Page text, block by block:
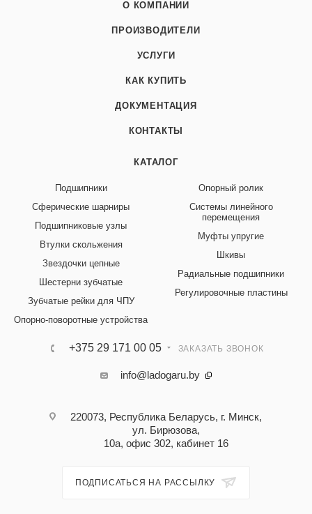
О КОМПАНИИ
ПРОИЗВОДИТЕЛИ
УСЛУГИ
КАК КУПИТЬ
ДОКУМЕНТАЦИЯ
КОНТАКТЫ
КАТАЛОГ
Подшипники
Сферические шарниры
Подшипниковые узлы
Втулки скольжения
Звездочки цепные
Шестерни зубчатые
Зубчатые рейки для ЧПУ
Опорно-поворотные устройства
Опорный ролик
Системы линейного
перемещения
Муфты упругие
Шкивы
Радиальные подшипники
Регулировочные пластины
+375 29 171 00 05 ЗАКАЗАТЬ ЗВОНОК
info@ladogaru.by
220073, Республика Беларусь, г. Минск,
ул. Бирюзова,
10а, офис 302, кабинет 16
ПОДПИСАТЬСЯ НА РАССЫЛКУ